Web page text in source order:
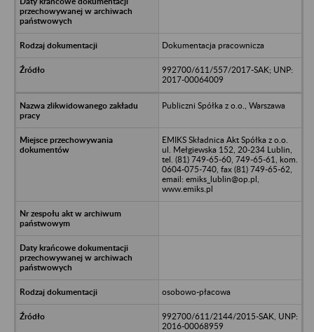
Dokumentacja pracownicza
992700/611/557/2017-SAK; UNP:
2017-00064009
Publiczni Spółka z o.o., Warszawa
EMIKS Składnica Akt Spółka z o.o.
ul. Mełgiewska 152, 20-234 Lublin,
tel. (81) 749-65-60, 749-65-61, kom.
0604-075-740, fax (81) 749-65-62,
email: emiks_lublin@op.pl,
www.emiks.pl
osobowo-płacowa
992700/611/2144/2015-SAK, UNP:
2016-00068959